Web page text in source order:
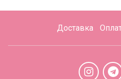
Доставка